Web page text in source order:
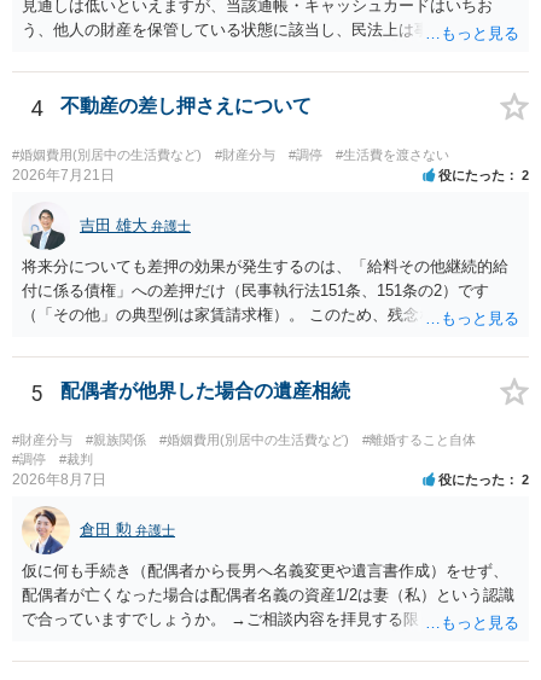
見通しは低いといえますが、当該通帳・キャッシュカードはいちお
う、他人の財産を保管している状態に該当し、民法上は事務管理（597
えにくくとも、表だってのお答えとしては元妻の了解なく処分するこ
とはできないというお答えになってしまいます。
4 不動産の差し押さえについて
#婚姻費用(別居中の生活費など) #財産分与 #調停 #生活費を渡さない
2026年7月21日 役にたった 2
吉田 雄大 弁護士
将来分についても差押の効果が発生するのは、「給料その他継続的給
付に係る債権」への差押だけ（民事執行法151条、151条の2）です
（「その他」の典型例は家賃請求権）。 このため、残念ながらお答え
のみが配当の対象です。
5 配偶者が他界した場合の遺産相続
#財産分与 #親族関係 #婚姻費用(別居中の生活費など)
#離婚すること自体
#調停
#裁判
2026年8月7日 役にたった 2
倉田 勲 弁護士
仮に何も手続き（配偶者から長男へ名義変更や遺言書作成）をせず、
配偶者が亡くなった場合は配偶者名義の資産1/2は妻（私）という認識
で合っていますでしょうか。 →ご相談内容を拝見する限りでは、その
完全に所有する場合は、他の相続人に対して自宅の評価額の１/２の代